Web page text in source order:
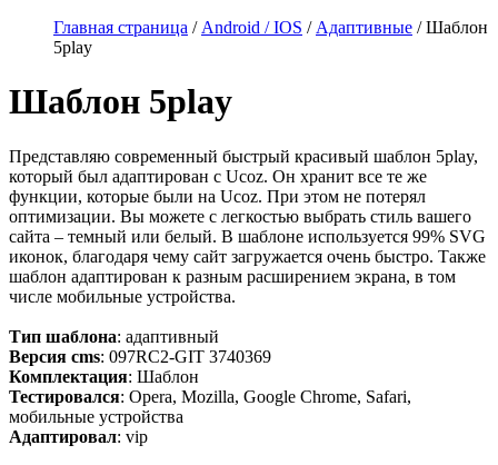
Главная страница / Android / IOS / Адаптивные / Шаблон
5play
Шаблон 5play
Представляю современный быстрый красивый шаблон 5play,
который был адаптирован с Ucoz. Он хранит все те же
функции, которые были на Ucoz. При этом не потерял
оптимизации. Вы можете с легкостью выбрать стиль вашего
сайта – темный или белый. В шаблоне используется 99% SVG
иконок, благодаря чему сайт загружается очень быстро. Также
шаблон адаптирован к разным расширением экрана, в том
числе мобильные устройства.
Тип шаблона: адаптивный
Версия cms: 097RC2-GIT 3740369
Комплектация: Шаблон
Тестировался: Opera, Mozilla, Google Chrome, Safari,
мобильные устройства
Адаптировал: vip